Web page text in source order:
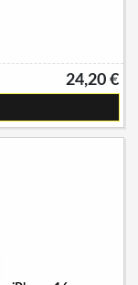
24,20 €